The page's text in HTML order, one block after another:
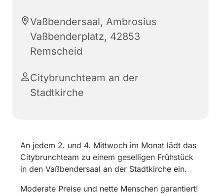
Vaßbendersaal, Ambrosius
Vaßbenderplatz, 42853
Remscheid
Citybrunchteam an der
Stadtkirche
An jedem 2. und 4. Mittwoch im Monat lädt das
Citybrunchteam zu einem geselligen Frühstück
in den Vaßbendersaal an der Stadtkirche ein.
Moderate Preise und nette Menschen garantiert!